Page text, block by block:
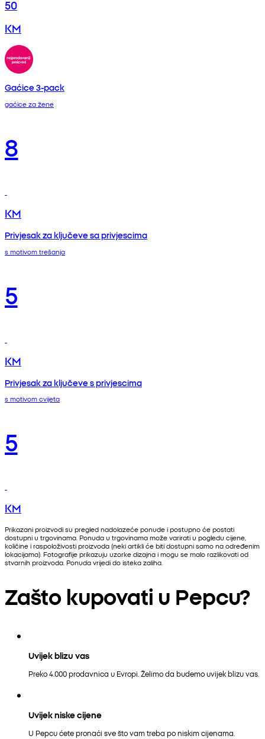
50
KM
Gaćice 3-pack
gaćice za žene
8
KM
Privjesak za ključeve sa privjescima
s motivom trešanja
5
KM
Privjesak za ključeve s privjescima
s motivom cvijeta
5
KM
Prikazani proizvodi su pregled nadolazeće ponude i postupno će postati
dostupni u trgovinama. Ponuda u trgovinama može varirati u pogledu cijene,
količine i raspoloživosti proizvoda (neki artikli će biti dostupni samo na određenim
lokacijama). Fotografije prikazuju uzorke dizajna i mogu se malo razlikovati od
stvarnih proizvoda. Ponuda vrijedi do isteka zaliha.
Zašto kupovati u Pepcu?
Uvijek blizu vas
Preko 4.000 prodavnica u Evropi. Želimo da budemo uvijek blizu vas.
Uvijek niske cijene
U Pepcu ćete pronaći sve što vam treba po niskim cijenama.